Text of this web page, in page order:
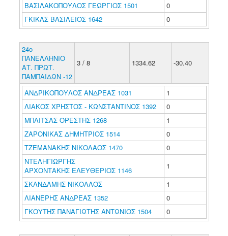
ΒΑΣΙΛΑΚΟΠΟΥΛΟΣ ΓΕΩΡΓΙΟΣ 1501
0
ΓΚΙΚΑΣ ΒΑΣΙΛΕΙΟΣ 1642
0
24ο
ΠΑΝΕΛΛΗΝΙΟ
ΑΤ. ΠΡΩΤ.
ΠΑΜΠΑΙΔΩΝ -12
3 / 8 1334.62 -30.40
ΑΝΔΡΙΚΟΠΟΥΛΟΣ ΑΝΔΡΕΑΣ 1031
1
ΛΙΑΚΟΣ ΧΡΗΣΤΟΣ - ΚΩΝΣΤΑΝΤΙΝΟΣ 1392
0
ΜΠΛΙΤΣΑΣ ΟΡΕΣΤΗΣ 1268
1
ΖΑΡΟΝΙΚΑΣ ΔΗΜΗΤΡΙΟΣ 1514
0
ΤΖΕΜΑΝΑΚΗΣ ΝΙΚΟΛΑΟΣ 1470
0
ΝΤΕΛΗΓΙΩΡΓΗΣ
ΑΡΧΟΝΤΑΚΗΣ ΕΛΕΥΘΕΡΙΟΣ 1146
1
ΣΚΑΝΔΑΜΗΣ ΝΙΚΟΛΑΟΣ
1
ΛΙΑΝΕΡΗΣ ΑΝΔΡΕΑΣ 1352
0
ΓΚΟΥΤΗΣ ΠΑΝΑΓΙΩΤΗΣ ΑΝΤΩΝΙΟΣ 1504
0